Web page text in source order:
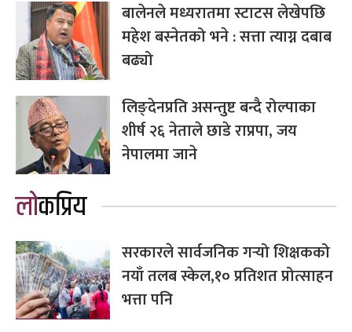
बालेनले मध्यरातमा स्टाटस लेखेपछि
महेश बस्नेतको भने : सत्ता त्याग्न दबाब
बढ्यो
लिङ्देनप्रति असन्तुष्ट बन्दै रोल्पाका
शीर्ष २६ नेताले छाडे राप्रपा, जय
नेपालमा जाने
लोकप्रिय
सरकारले सार्वजनिक गर्‍यो शिक्षकको
नयाँ तलब स्केल,१० प्रतिशत प्रोत्साहन
भत्ता पनि